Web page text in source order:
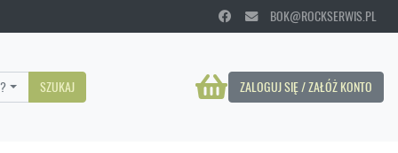
BOK@ROCKSERWIS.PL
ZALOGUJ SIĘ / ZAŁÓŻ KONTO
SZUKAJ